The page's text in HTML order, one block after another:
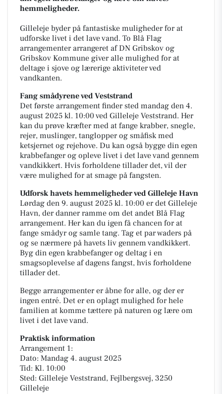
hemmeligheder.
Gilleleje byder på fantastiske muligheder for at
udforske livet i det lave vand. To Blå Flag
arrangementer arrangeret af DN Gribskov og
Gribskov Kommune giver alle mulighed for at
deltage i sjove og lærerige aktiviteter ved
vandkanten.
Fang smådyrene ved Veststrand
Det første arrangement finder sted mandag den 4.
august 2025 kl. 10:00 ved Gilleleje Veststrand. Her
kan du prøve kræfter med at fange krabber, snegle,
rejer, muslinger, tanglopper og småfisk med
ketsjernet og rejehove. Du kan også bygge din egen
krabbefanger og opleve livet i det lave vand gennem
vandkikkert. Hvis forholdene tillader det, vil der
være mulighed for at smage på fangsten.
Udforsk havets hemmeligheder ved Gilleleje Havn
Lørdag den 9. august 2025 kl. 10:00 er det Gilleleje
Havn, der danner ramme om det andet Blå Flag
arrangement. Her kan du igen få chancen for at
fange smådyr og samle tang. Tag et par waders på
og se nærmere på havets liv gennem vandkikkert.
Byg din egen krabbefanger og deltag i en
smagsoplevelse af dagens fangst, hvis forholdene
tillader det.
Begge arrangementer er åbne for alle, og der er
ingen entré. Det er en oplagt mulighed for hele
familien at komme tættere på naturen og lære om
livet i det lave vand.
Praktisk information
Arrangement 1:
Dato: Mandag 4. august 2025
Tid: Kl. 10:00
Sted: Gilleleje Veststrand, Fejlbergsvej, 3250
Gilleleje